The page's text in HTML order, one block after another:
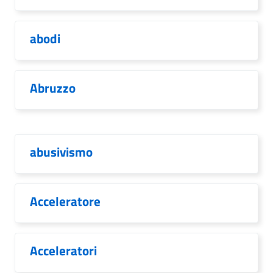
abodi
Abruzzo
abusivismo
Acceleratore
Acceleratori